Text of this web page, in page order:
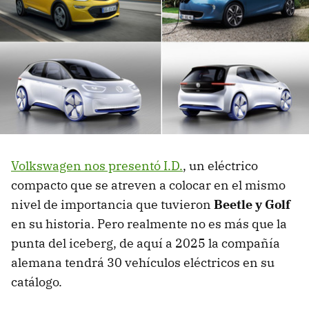
Volkswagen nos presentó I.D., un eléctrico
compacto que se atreven a colocar en el mismo
nivel de importancia que tuvieron Beetle y Golf
en su historia. Pero realmente no es más que la
punta del iceberg, de aquí a 2025 la compañía
alemana tendrá 30 vehículos eléctricos en su
catálogo.